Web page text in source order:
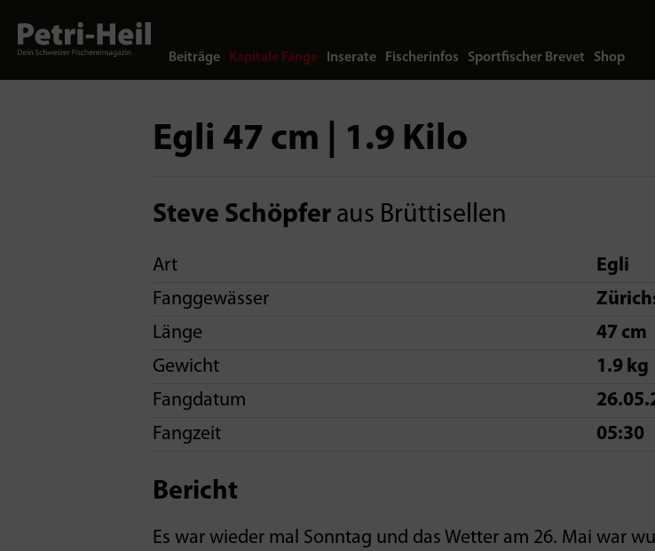
Beiträge Kapitale Fänge Inserate Fischerinfos Sportfischer Brevet Shop
Egli 47 cm | 1.9 Kilo
Steve Schöpfer aus Brüttisellen
Art
Egli
Fanggewässer
Länge
47 cm
Gewicht
1.9 kg
Fangdatum
Fangzeit
05:30
Bericht
Es war wieder mal Sonntag und das Wetter am 26. Mai war